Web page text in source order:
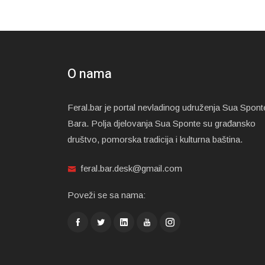
O nama
Feral.bar je portal nevladinog udruženja Sua
Bara. Polja djelovanja Sua Sponte su građansko
društvo, pomorska tradicija i kulturna baština.
feral.bar.desk@gmail.com
Poveži se sa nama: